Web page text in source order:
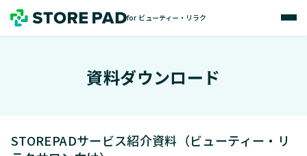
資料ダウンロード
STOREPADサービス紹介資料（ビューティー・リ
for ビューティー・リラク